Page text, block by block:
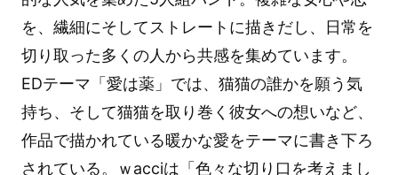
を、繊細にそしてストレートに描きだし、日常を
切り取った多くの人から共感を集めています。
EDテーマ「愛は薬」では、猫猫の誰かを願う気
持ち、そして猫猫を取り巻く彼女への想いなど、
作品で描かれている暖かな愛をテーマに書き下ろ
されている。ｗacciは「色々な切り口を考えまし